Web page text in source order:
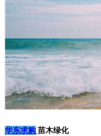
华东求购 苗木绿化